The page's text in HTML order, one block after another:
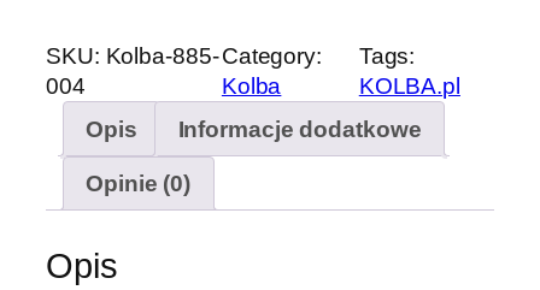
o
ś
b
SKU: Kolba-885-
004
Category:
Kolba
Tags:
KOLBA.pl
Opis
Informacje dodatkowe
Opinie (0)
Opis